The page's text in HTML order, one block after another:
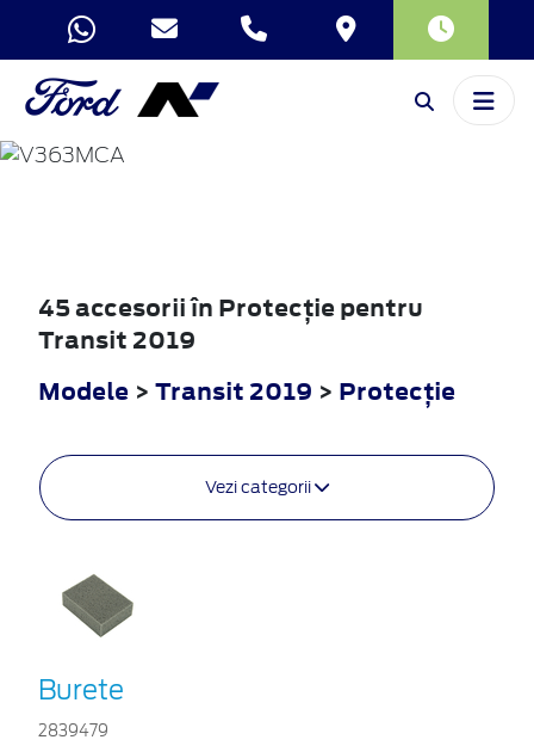
TRANSIT
45 accesorii în Protecţie pentru
Transit 2019
Modele > Transit 2019 > Protecţie
Vezi categorii
Burete
2839479